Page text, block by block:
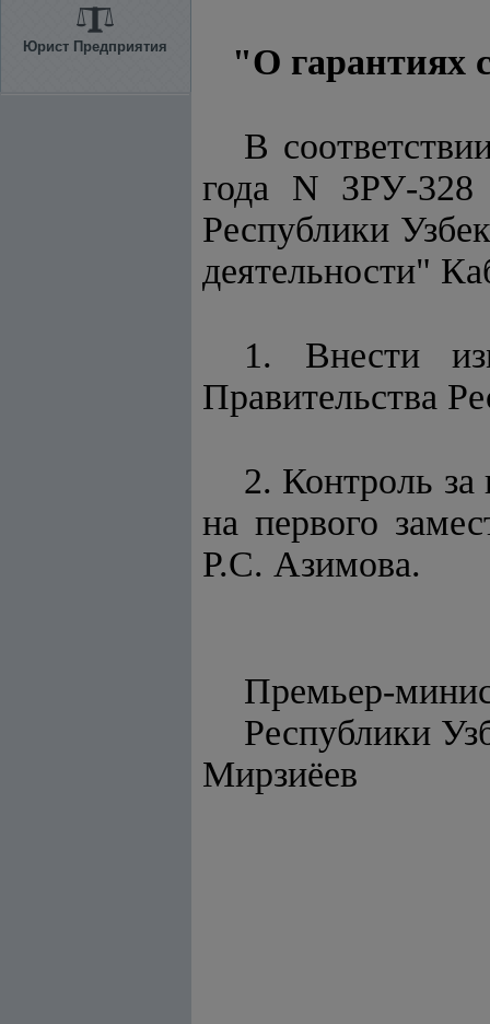
Юрист Предприятия "О гарантиях
В
года N ЗРУ-
Республики
деятельности"
1. Внести
Правительства
2. Контроль за
на первого
Р.С. Азимова.
Премьер-
Мирзиёев